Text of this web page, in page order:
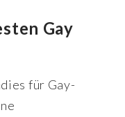
Gay
für Gay-